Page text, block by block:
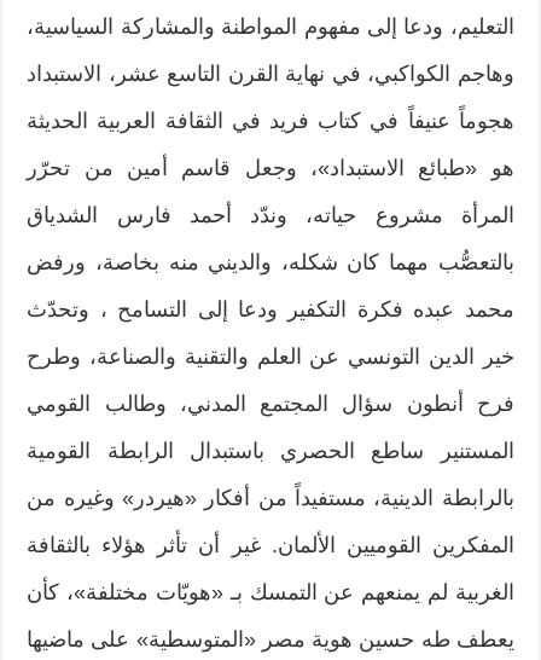
التعليم، ودعا إلى مفهوم المواطنة والمشاركة السياسية،
وهاجم الكواكبي، في نهاية القرن التاسع عشر، الاستبداد
هجوماً عنيفاً في كتاب فريد في الثقافة العربية الحديثة
هو «طبائع الاستبداد»، وجعل قاسم أمين من تحرّر
المرأة مشروع حياته، وندّد أحمد فارس الشدياق
بالتعصُّب مهما كان شكله، والديني منه بخاصة، ورفض
محمد عبده فكرة التكفير ودعا إلى التسامح ، وتحدّث
خير الدين التونسي عن العلم والتقنية والصناعة، وطرح
فرح أنطون سؤال المجتمع المدني، وطالب القومي
المستنير ساطع الحصري باستبدال الرابطة القومية
بالرابطة الدينية، مستفيداً من أفكار «هيردر» وغيره من
المفكرين القوميين الألمان. غير أن تأثر هؤلاء بالثقافة
الغربية لم يمنعهم عن التمسك بـ «هويّات مختلفة»، كأن
يعطف طه حسين هوية مصر «المتوسطية» على ماضيها